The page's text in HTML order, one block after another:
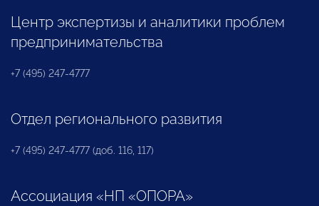
Центр экспертизы и аналитики проблем
предпринимательства
+7 (495) 247-4777
Отдел регионального развития
+7 (495) 247-4777 (доб. 116, 117)
Ассоциация «НП «ОПОРА»